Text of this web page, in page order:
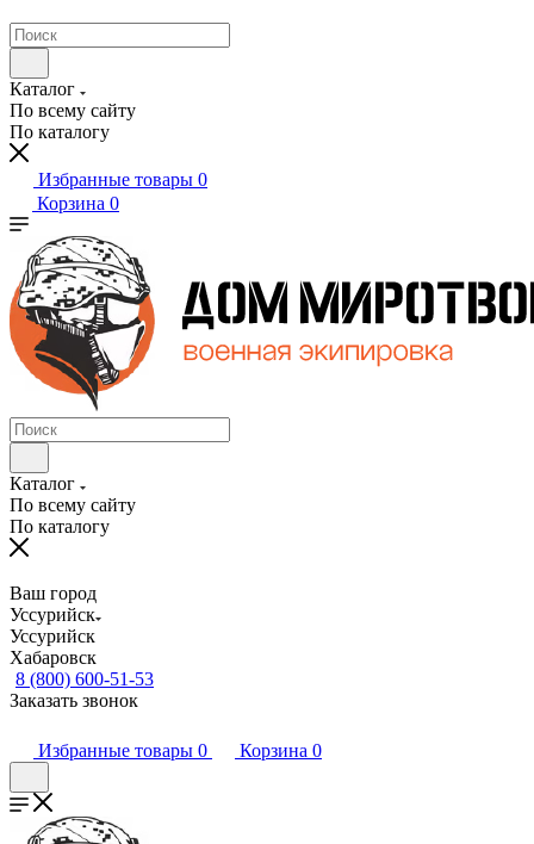
Каталог
По всему сайту
По каталогу
Избранные товары 0
Корзина 0
Каталог
По всему сайту
По каталогу
Ваш город
Уссурийск
Уссурийск
Хабаровск
8 (800) 600-51-53
Заказать звонок
Избранные товары 0 Корзина 0